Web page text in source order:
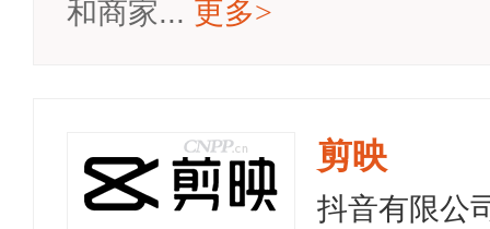
和商家... 更多>
剪映
抖音有限公